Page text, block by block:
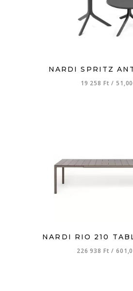
NARDI SPRITZ
19 258 Ft/
NARDI RIO 210
226 938 Ft/